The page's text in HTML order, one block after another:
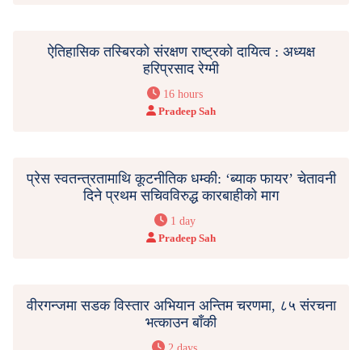
ऐतिहासिक तस्बिरको संरक्षण राष्ट्रको दायित्व : अध्यक्ष
हरिप्रसाद रेग्मी
16 hours
Pradeep Sah
प्रेस स्वतन्त्रतामाथि कूटनीतिक धम्की: ‘ब्याक फायर’ चेतावनी
दिने प्रथम सचिवविरुद्ध कारबाहीको माग
1 day
Pradeep Sah
वीरगन्जमा सडक विस्तार अभियान अन्तिम चरणमा, ८५ संरचना
भत्काउन बाँकी